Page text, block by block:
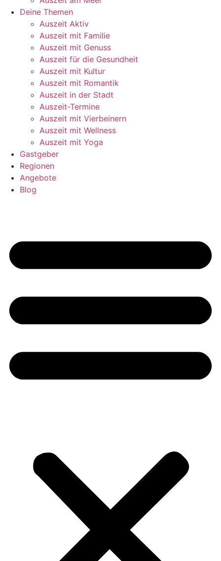
Deine Themen
Auszeit Aktiv
Auszeit mit Familie
Auszeit mit Genuss
Auszeit für die Gesundheit
Auszeit mit Kultur
Auszeit mit Romantik
Auszeit in der Stadt
Auszeit-Termine
Auszeit mit Vierbeinern
Auszeit mit Wellness
Auszeit mit Yoga
Gastgeber
Regionen
Angebote
Blog